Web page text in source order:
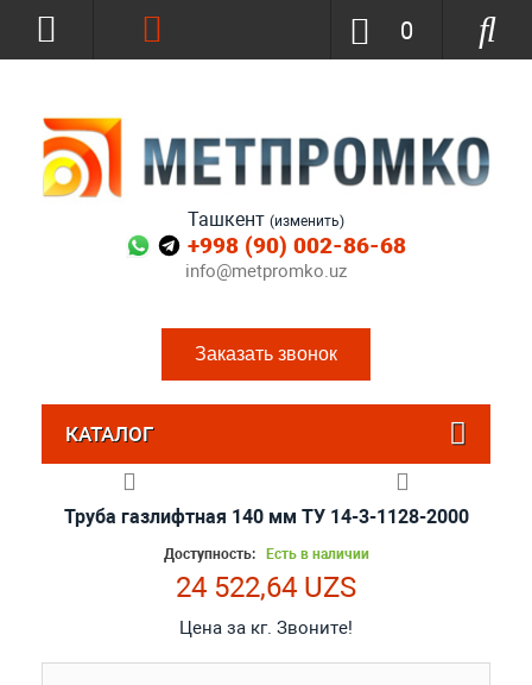
Ташкент (изменить)
+998 (90) 002-86-68
info@metpromko.uz
Заказать звонок
0
КАТАЛОГ
Труба газлифтная 140 мм ТУ 14-3-1128-2000
Доступность: Есть в наличии
24 522,64 UZS
Цена за кг. Звоните!